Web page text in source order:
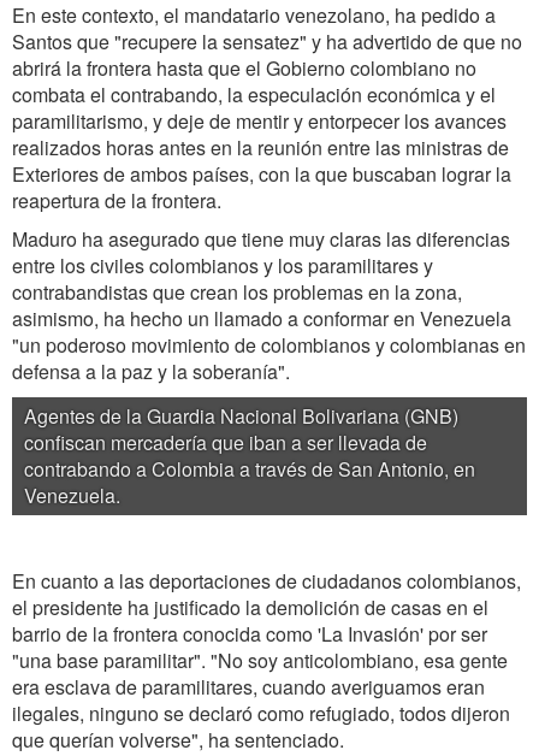
En este contexto, el mandatario venezolano, ha pedido a
Santos que "recupere la sensatez" y ha advertido de que no
abrirá la frontera hasta que el Gobierno colombiano no
combata el contrabando, la especulación económica y el
paramilitarismo, y deje de mentir y entorpecer los avances
realizados horas antes en la reunión entre las ministras de
Exteriores de ambos países, con la que buscaban lograr la
reapertura de la frontera.
Maduro ha asegurado que tiene muy claras las diferencias
entre los civiles colombianos y los paramilitares y
contrabandistas que crean los problemas en la zona,
asimismo, ha hecho un llamado a conformar en Venezuela
"un poderoso movimiento de colombianos y colombianas en
defensa a la paz y la soberanía".
Agentes de la Guardia Nacional Bolivariana (GNB)
confiscan mercadería que iban a ser llevada de
contrabando a Colombia a través de San Antonio, en
Venezuela.
En cuanto a las deportaciones de ciudadanos colombianos,
el presidente ha justificado la demolición de casas en el
barrio de la frontera conocida como 'La Invasión' por ser
"una base paramilitar". "No soy anticolombiano, esa gente
era esclava de paramilitares, cuando averiguamos eran
ilegales, ninguno se declaró como refugiado, todos dijeron
que querían volverse", ha sentenciado.